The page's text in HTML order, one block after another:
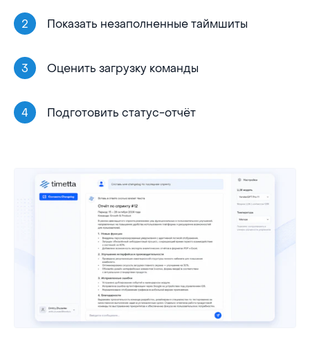
Показать незаполненные таймшиты
Оценить загрузку команды
Подготовить статус-отчёт